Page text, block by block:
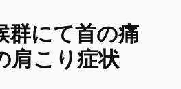
群にて首の痛
肩こり症状